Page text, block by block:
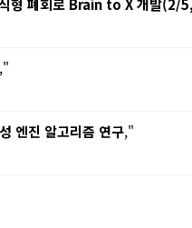
,"
엔진 알고리즘 연구,"